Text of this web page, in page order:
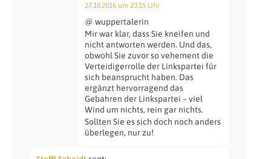
27.10.2016 um 23:15 Uhr
@ wuppertalerin
Mir war klar, dass Sie kneifen und
nicht antworten werden. Und das,
obwohl Sie zuvor so vehement die
Verteidigerrolle der Linkspartei für
sich beansprucht haben. Das
ergänzt hervorragend das
Gebahren der Linkspartei – viel
Wind um nichts, rein gar nichts.
Sollten Sie es sich doch noch anders
überlegen, nur zu!